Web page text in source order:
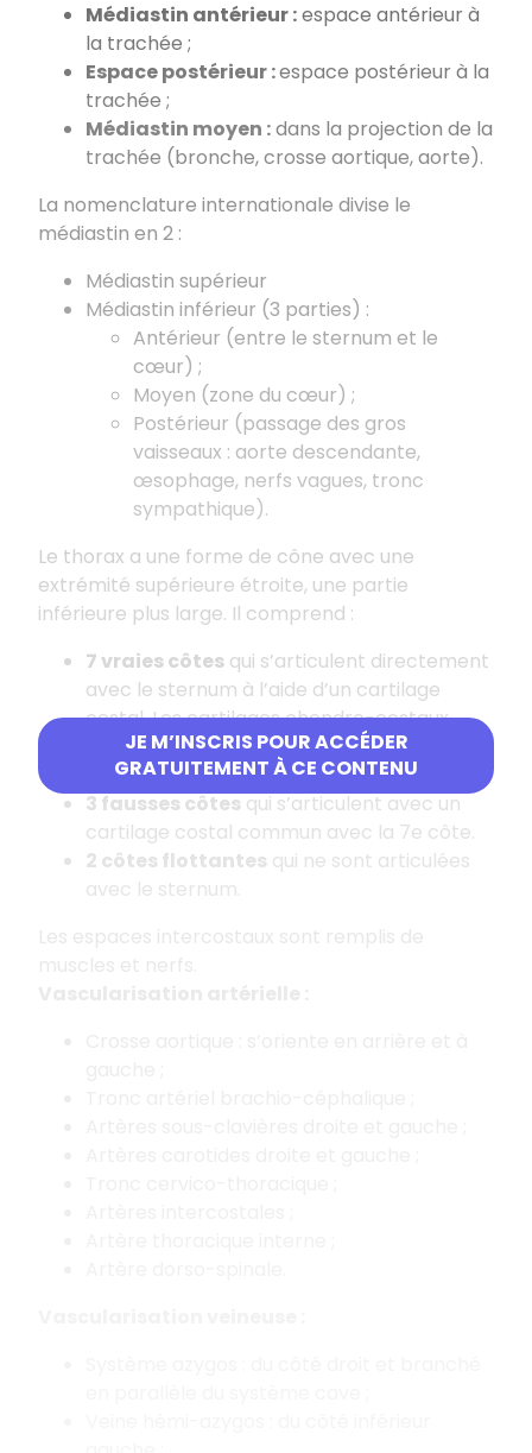
JE M’INSCRIS POUR ACCÉDER
GRATUITEMENT À CE CONTENU
Médiastin antérieur :espace antérieur à
la trachée ;
Espace postérieur :espace postérieur à la
trachée ;
Médiastin moyen :dans la projection de la
trachée (bronche, crosse aortique, aorte).
La nomenclature internationale divise le
médiastin en 2 :
Médiastin supérieur
Médiastin inférieur (3 parties) :
Antérieur (entre le sternum et le
cœur) ;
Moyen (zone du cœur) ;
Postérieur (passage des gros
vaisseaux : aorte descendante,
œsophage, nerfs vagues, tronc
sympathique).
Le thorax a une forme de cône avec une
extrémité supérieure étroite, une partie
inférieure plus large. Il comprend :
7 vraies côtes qui s’articulent directement
avec le sternum à l’aide d’un cartilage
costal. Les cartilages chondro-costaux
sont de plus en plus large à mesure que l’on
va vers le bas.
3 fausses côtes qui s’articulent avec un
cartilage costal commun avec la 7e côte.
2 côtes flottantes qui ne sont articulées
avec le sternum.